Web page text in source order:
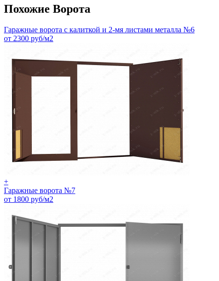
Похожие Ворота
Гаражные ворота с калиткой и 2-мя листами металла №6
от 2300 руб/м2
+
Гаражные ворота №7
от 1800 руб/м2